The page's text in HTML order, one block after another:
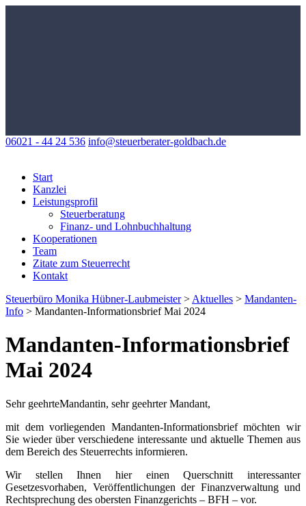
06021 - 44 24 536 info@steuerberater-goldbach.de
Start
Kanzlei
Leistungsprofil
Steuerberatung
Finanz- und Lohnbuchhaltung
Kooperationen
Team
Zitate zum Steuerrecht
Kontakt
Steuerbüro Monika Hübner-Laubmeister> Aktuelles > Mandanten-
Info > Mandanten-Informationsbrief Mai 2024
Mandanten-Informationsbrief
Mai 2024
Sehr geehrteMandantin, sehr geehrter Mandant,
mit dem vorliegenden Mandanten-Informationsbrief möchten wir
Sie wieder über verschiedene interessante und aktuelle Themen aus
dem Bereich des Steuerrechts informieren.
Wir stellen Ihnen hier einen Querschnitt interessanter
Gesetzesvorhaben, Veröffentlichungen der Finanzverwaltung und
Rechtsprechung des obersten Finanzgerichts – BFH – vor.